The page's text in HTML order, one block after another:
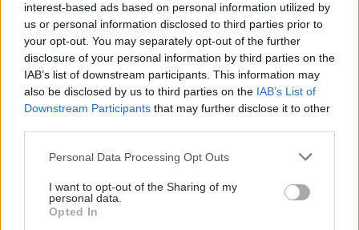
interest-based ads based on personal information utilized by
us or personal information disclosed to third parties prior to
your opt-out. You may separately opt-out of the further
disclosure of your personal information by third parties on the
IAB’s list of downstream participants. This information may
also be disclosed by us to third parties on the IAB’s List of
Downstream Participants that may further disclose it to other
Please note that this website/app uses one or more Google
not limited to your visit or usage behaviour. You may click to
grant or deny consent to Google and its third-party tags to
use your data for below specified purposes in below Google
Personal Data Processing Opt Outs
I want to opt-out of the Sharing of my
personal data.
Opted In